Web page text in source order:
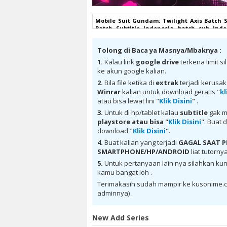
Mobile Suit Gundam: Twilight Axis Batch
Batch Subtitle Indonesia batch sub
Twilight Axis Batch Subtitle Indonesia
bd, Mobile Suit Gundam: Twilight Axis
Batch Subtitle Indonesia anibatch,
Mobile Suit Gundam: Twilight Axis
Gundam: Twilight Axis Batch Subtitle
Subtitle Indonesia sub indo, download
google drive, download Mobile Suit
Mobile Suit Gundam: Twilight Axis
Twilight Axis Batch Subtitle Indonesia
Indonesia , donwload Mobile Suit
Mobile Suit Gundam: Twilight Axis
Twilight Axis Batch Subtitle Indonesia ,
batch sub indo , download anime Mobile
Suit Gundam: Twilight Axis Batch Subtitle
anime sub indo , download anime sub
Tolong di Baca ya Masnya/Mbaknya :
1. Kalau link google driveterkena limit
ke akun google kalian.
2. Bila file ketika di extrakterjadi
Winrarkalian untuk download geratis "
atau bisa lewat lini "Klik Disini" .
3. Untuk di hp/tablet kalau subtitle gak
playstore atau bisa "Klik Disini". Buat
download "Klik Disini".
4. Buat kalian yang terjadi GAGAL SAAT
SMARTPHONE/HP/ANDROID liat tutornya
5. Untuk pertanyaan lain nya silahkan
kamu bangat loh .
Terimakasih sudah mampir ke
adminnya) .
New Add Series